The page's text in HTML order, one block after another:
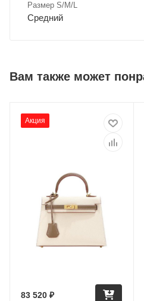
Размер S/M/L
Средний
Вам также может
Акция
83 520 ₽